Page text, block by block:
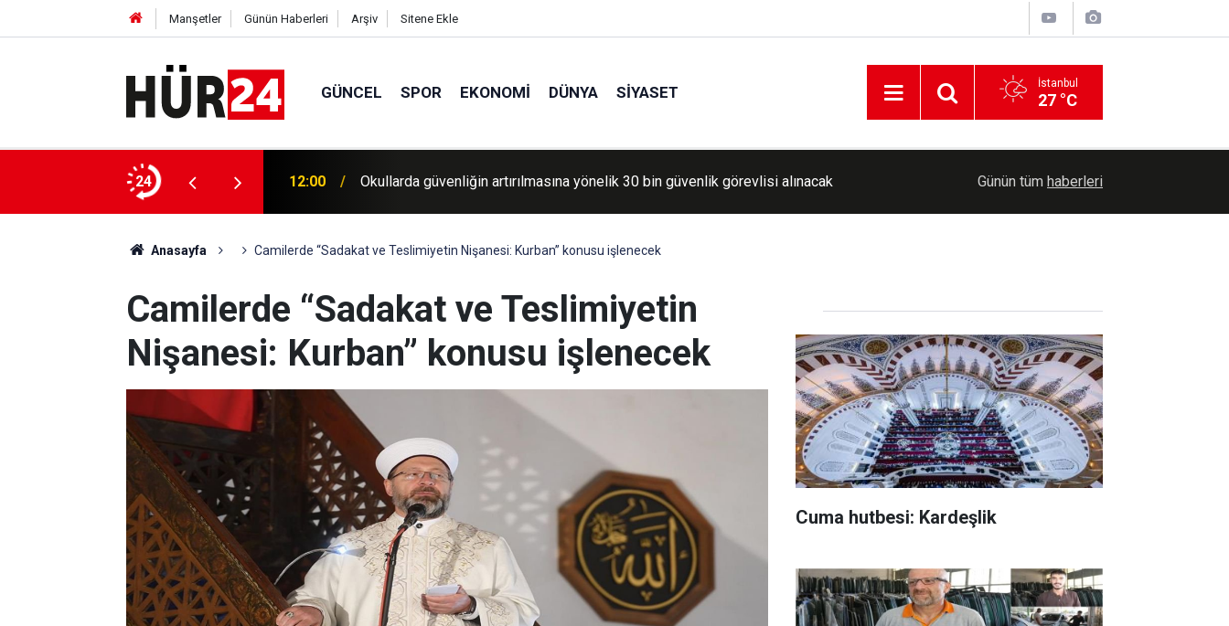
Manşetler Günün Haberleri Arşiv Sitene Ekle
GÜNCEL SPOR EKONOMI DÜNYA SIYASET İstanbul
27 °C
24
gıda fiyatlarını vurabilir 12:00 Okullarda güvenliğin artırılmasına yönelik 30 bin güvenlik görevlisi alınacak Şam yakınlarında minibüse bombalı saldırı: 2
Günün tüm haberleri
Anasayfa Camilerde “Sadakat ve Teslimiyetin Nişanesi: Kurban” konusu işlenecek
Camilerde “Sadakat ve Teslimiyetin
Nişanesi: Kurban” konusu işlenecek
Cuma hutbesi: Kardeşlik